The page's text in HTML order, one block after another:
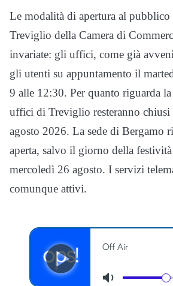
Le modalità di apertura al pubblico
Treviglio della Camera di
invariate: gli uffici, come già
gli utenti su appuntamento il
9 alle 12:30. Per quanto riguarda
uffici di Treviglio resteranno chiusi
agosto 2026. La sede di Bergamo
aperta, salvo il giorno della
mercoledì 26 agosto. I servizi
comunque attivi.